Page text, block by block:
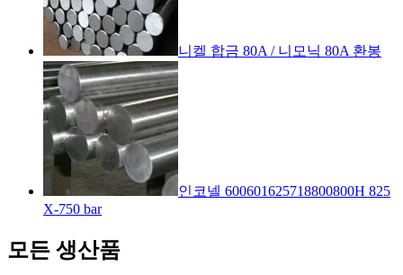
니켈 합금 80A / 니모닉 80A 환봉
인코넬 600601625718800800H 825
X-750 bar
모든 생산품